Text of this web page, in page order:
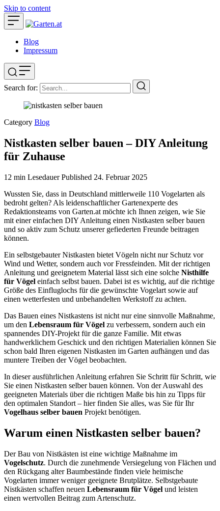
Skip to content
Blog
Impressum
Search for:
Category Blog
Nistkasten selber bauen – DIY Anleitung
für Zuhause
12 min LesedauerPublished 24. Februar 2025
Wussten Sie, dass in Deutschland mittlerweile 110 Vogelarten als
bedroht gelten? Als leidenschaftlicher Gartenexperte des
Redaktionsteams von Garten.at möchte ich Ihnen zeigen, wie Sie
mit einer einfachen DIY Anleitung einen Nistkasten selber bauen
und so aktiv zum Schutz unserer gefiederten Freunde beitragen
können.
Ein selbstgebauter Nistkasten bietet Vögeln nicht nur Schutz vor
Wind und Wetter, sondern auch vor Fressfeinden. Mit der richtigen
Anleitung und geeignetem Material lässt sich eine solche Nisthilfe
für Vögel einfach selbst bauen. Dabei ist es wichtig, auf die richtige
Größe des Einfluglochs für die gewünschte Vogelart sowie auf
einen wetterfesten und unbehandelten Werkstoff zu achten.
Das Bauen eines Nistkastens ist nicht nur eine sinnvolle Maßnahme,
um den Lebensraum für Vögel zu verbessern, sondern auch ein
spannendes DIY-Projekt für die ganze Familie. Mit etwas
handwerklichem Geschick und den richtigen Materialien können Sie
schon bald Ihren eigenen Nistkasten im Garten aufhängen und das
muntere Treiben der Vögel beobachten.
In dieser ausführlichen Anleitung erfahren Sie Schritt für Schritt, wie
Sie einen Nistkasten selber bauen können. Von der Auswahl des
geeigneten Materials über die richtigen Maße bis hin zu Tipps für
den optimalen Standort – hier finden Sie alles, was Sie für Ihr
Vogelhaus selber bauen Projekt benötigen.
Warum einen Nistkasten selber bauen?
Der Bau von Nistkästen ist eine wichtige Maßnahme im
Vogelschutz. Durch die zunehmende Versiegelung von Flächen und
den Rückgang alter Baumbestände finden viele heimische
Vogelarten immer weniger geeignete Brutplätze. Selbstgebaute
Nistkästen schaffen neuen Lebensraum für Vögel und leisten
einen wertvollen Beitrag zum Artenschutz.